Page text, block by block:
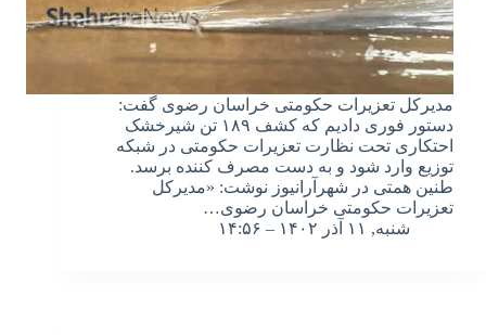
مدیرکل تعزیرات حکومتی خراسان رضوی گفت:
دستور فوری دادیم که کشف ۱۸۹ تن شیرخشک
احتکاری تحت نظارت تعزیرات حکومتی در شبکه
توزیع وارد شود و به دست مصرف کننده برسد.
طنین همتی در شهرآرانیوز نوشت: «مدیرکل
تعزیرات حکومتی خراسان رضوی…
شنبه, ۱۱ آذر ۱۴۰۲ – ۱۴:۵۶